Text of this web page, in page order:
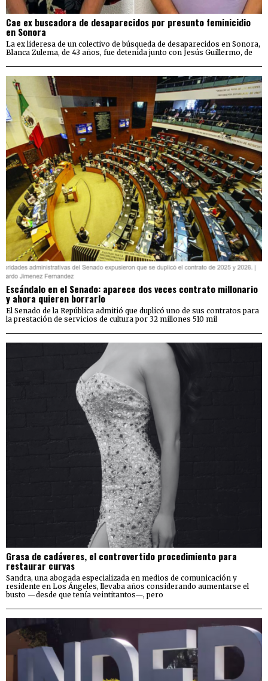
Cae ex buscadora de desaparecidos por presunto feminicidio
en Sonora
La ex lideresa de un colectivo de búsqueda de desaparecidos en Sonora,
Blanca Zulema, de 43 años, fue detenida junto con Jesús Guillermo, de
Escándalo en el Senado: aparece dos veces contrato millonario
y ahora quieren borrarlo
El Senado de la República admitió que duplicó uno de sus contratos para
la prestación de servicios de cultura por 32 millones 510 mil
Grasa de cadáveres, el controvertido procedimiento para
restaurar curvas
Sandra, una abogada especializada en medios de comunicación y
residente en Los Ángeles, llevaba años considerando aumentarse el
busto —desde que tenía veintitantos—, pero